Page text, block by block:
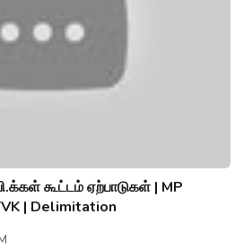
கூட்டம் ஏற்பாடுகள் | MP
| Delimitation